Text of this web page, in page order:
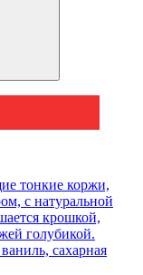
тонкие коржи,
с натуральной
крошкой,
голубикой.
сахарная